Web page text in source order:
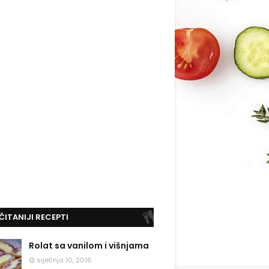
RECEPTI
Rolat sa vanilom i višnjama
siječnja 10, 2016